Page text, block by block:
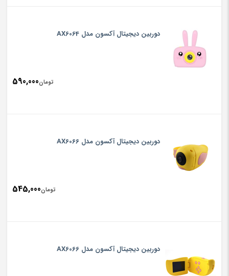
دوربین دیجیتال آکسون مدل AX6064
تومان590,000
دوربین دیجیتال آکسون مدل AX6066
تومان545,000
دوربین دیجیتال آکسون مدل AX6066